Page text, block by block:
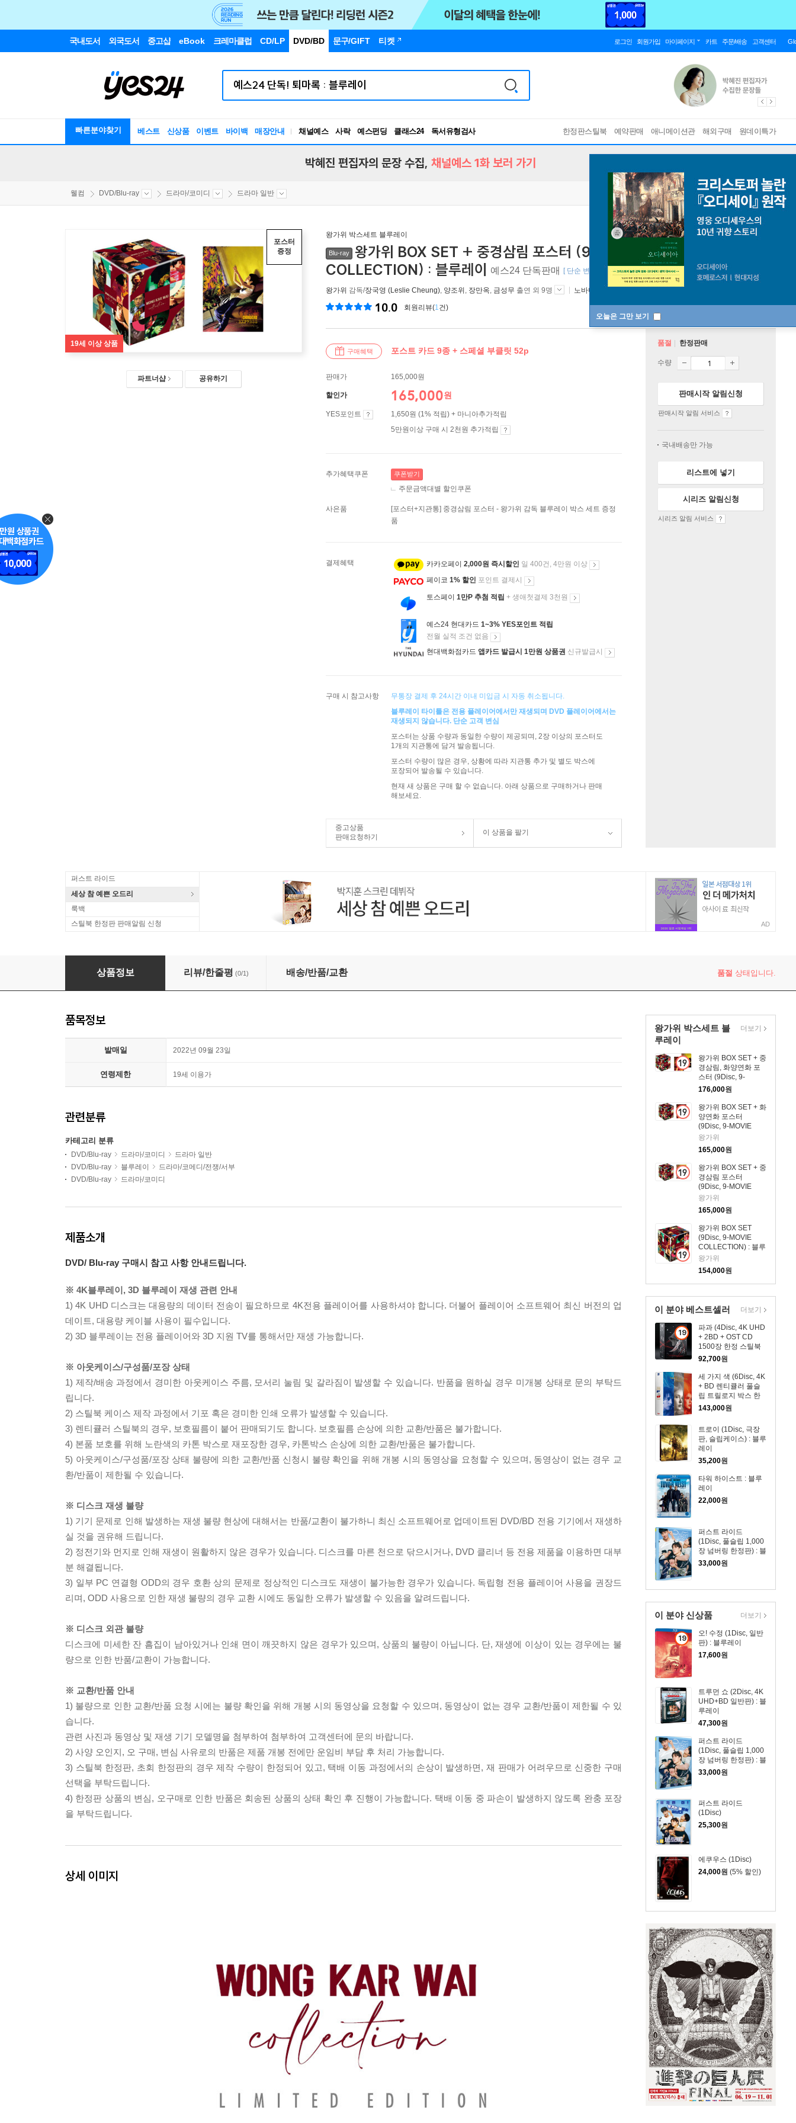
국내도서 외국도서 중고샵 eBook 크레마클럽 CD/LP DVD/BD 문구/GIFT 티켓 로그인 회원가입 마이페이지 카트 주문/배송 고객센터
빠른분야찾기 베스트 신상품 이벤트 바이백 매장안내 채널예스 사락 예스펀딩 클래스24
RBTI Lab
독서유형검사
한정판스틸북 예약판매 애니메이션관 해외구매 원데이특가
오늘은 그만 보기
박혜진 편집자의 문장 수집, 채널예스 1화 보러 가기
웰컴 DVD/Blu-ray 드라마/코미디 드라마 일반
19세 이상 상품
포스터
증정
파트너샵 공유하기
왕가위 박스세트 블루레이
Blu-ray
왕가위 BOX SET + 중경삼림 포스터 (9Disc, 9-MOVIE
COLLECTION) : 블루레이 예스24 단독판매 [ 단순 변심 반품 불가 ]
왕가위 감독/장국영 (Leslie Cheung), 양조위 , 장만옥, 금성무 출연 외 9명 노바미디어
10.0 회원리뷰(1건)
구매혜택 포스트 카드 9종 + 스페셜 부클릿 52p
판매가 165,000원
할인가 165,000원
YES포인트
1,650원 (1% 적립) + 마니아추가적립
5만원이상 구매 시 2천원 추가적립
추가혜택쿠폰 쿠폰받기
주문금액대별 할인쿠폰
사은품
[포스터+지관통] 중경삼림 포스터 - 왕가위 감독 블루레이 박스 세트 증정
품
결제혜택 카카오페이 2,000원 즉시할인 일 400건, 4만원 이상
페이코 1% 할인 포인트 결제시
토스페이 1만P 추첨 적립 + 생애첫결제 3천원
예스24 현대카드 1~3% YES포인트 적립
전월 실적 조건 없음
현대백화점카드 앱카드 발급시 1만원 상품권 신규발급시
구매 시 참고사항
무통장 결제 후 24시간 이내 미입금 시 자동 취소됩니다.
블루레이 타이틀은 전용 플레이어에서만 재생되며 DVD 플레이어에서는
재생되지 않습니다. 단순 고객 변심
포스터는 상품 수량과 동일한 수량이 제공되며, 2장 이상의 포스터도
1개의 지관통에 담겨 발송됩니다.
포스터 수량이 많은 경우, 상황에 따라 지관통 추가 및 별도 박스에
포장되어 발송될 수 있습니다.
현재 새 상품은 구매 할 수 없습니다. 아래 상품으로 구매하거나 판매
해보세요.
중고상품
판매요청하기
이 상품을 팔기
품절 한정판매
수량
판매시작 알림신청
판매시작 알림 서비스
국내배송만 가능
리스트에 넣기
시리즈 알림신청
시리즈 알림 서비스
퍼스트 라이드
세상 참 예쁜 오드리
룩백
스틸북 한정판 판매알림 신청
AD
왕가위 BOX SET + 중경삼림 포스터 (9Disc, 9-MOVIE COLLECTION) : 블루레이
상품정보 리뷰/한줄평 (0/1) 배송/반품/교환 품절 상태입니다.
왕가위 박스세트 블
루레이
왕가위 BOX SET + 중
경삼림, 화양연화 포
스터 (9Disc, 9-
MOVIE
레이
176,000원
왕가위 BOX SET + 화
양연화 포스터
(9Disc, 9-MOVIE
COLLECTION) : 블루
레이
왕가위
165,000원
왕가위 BOX SET + 중
경삼림 포스터
(9Disc, 9-MOVIE
COLLECTION) : 블루
레이
왕가위
165,000원
왕가위 BOX SET
(9Disc, 9-MOVIE
COLLECTION) : 블루
레이
왕가위
154,000원
더보기
이 분야 베스트셀러
19
세
이
상
품
파과 (4Disc, 4K UHD
+ 2BD + OST CD
1500장 한정 스틸북
한정판) : 블루레이
92,700원
세 가지 색 (6Disc, 4K
+ BD 렌티큘러 풀슬
립 트릴로지 박스 한
정판) : 블루레이
143,000원
트로이 (1Disc, 극장
판, 슬립케이스) : 블루
레이
35,200원
타워 하이스트 : 블루
레이
22,000원
퍼스트 라이드
(1Disc, 풀슬립 1,000
장 넘버링 한정판) : 블
루레이
33,000원
더보기
이 분야 신상품
19
세
이
상
상
품
오! 수정 (1Disc, 일반
판) : 블루레이
17,600원
트루먼 쇼 (2Disc, 4K
UHD+BD 일반판) : 블
루레이
47,300원
퍼스트 라이드
(1Disc, 풀슬립 1,000
장 넘버링 한정판) : 블
루레이
33,000원
퍼스트 라이드
(1Disc)
25,300원
에쿠우스 (1Disc)
24,000원 (5% 할인)
더보기
품목정보
발매일 2022년 09월 23일
연령제한 19세 이용가
관련분류
카테고리 분류
DVD/Blu-ray 드라마/코미디
드라마 일반
DVD/Blu-ray
블루레이
드라마/코메디/전쟁/서부
DVD/Blu-ray
드라마/코미디
제품소개
DVD/ Blu-ray 구매시 참고 사항 안내드립니다.
※ 4K블루레이, 3D 블루레이 재생 관련 안내
1) 4K UHD 디스크는 대용량의 데이터 전송이 필요하므로 4K전용 플레이어를 사용하셔야 합니다. 더불어 플레이어 소프트웨어 최신 버전의 업
데이트, 대용량 케이블 사용이 필수입니다.
2) 3D 블루레이는 전용 플레이어와 3D 지원 TV를 통해서만 재생 가능합니다.
※ 아웃케이스/구성품/포장 상태
1) 제작/배송 과정에서 경미한 아웃케이스 주름, 모서리 눌림 및 갈라짐이 발생할 수 있습니다. 반품을 원하실 경우 미개봉 상태로 문의 부탁드
립니다.
2) 스틸북 케이스 제작 과정에서 기포 혹은 경미한 인쇄 오류가 발생할 수 있습니다.
3) 렌티큘러 스틸북의 경우, 보호필름이 붙어 판매되기도 합니다. 보호필름 손상에 의한 교환/반품은 불가합니다.
4) 본품 보호를 위해 노란색의 카톤 박스로 재포장한 경우, 카톤박스 손상에 의한 교환/반품은 불가합니다.
5) 아웃케이스/구성품/포장 상태 불량에 의한 교환/반품 신청시 불량 확인을 위해 개봉 시의 동영상을 요청할 수 있으며, 동영상이 없는 경우 교
환/반품이 제한될 수 있습니다.
※ 디스크 재생 불량
1) 기기 문제로 인해 발생하는 재생 불량 현상에 대해서는 반품/교환이 불가하니 최신 소프트웨어로 업데이트된 DVD/BD 전용 기기에서 재생하
실 것을 권유해 드립니다.
2) 정전기와 먼지로 인해 재생이 원활하지 않은 경우가 있습니다. 디스크를 마른 천으로 닦으시거나, DVD 클리너 등 전용 제품을 이용하면 대부
분 해결됩니다.
3) 일부 PC 연결형 ODD의 경우 호환 상의 문제로 정상적인 디스크도 재생이 불가능한 경우가 있습니다. 독립형 전용 플레이어 사용을 권장드
리며, ODD 사용으로 인한 재생 불량의 경우 교환 시에도 동일한 오류가 발생할 수 있음을 알려드립니다.
※ 디스크 외관 불량
디스크에 미세한 잔 흠집이 남아있거나 인쇄 면이 깨끗하지 않은 경우가 있으며, 상품의 불량이 아닙니다. 단, 재생에 이상이 있는 경우에는 불
량으로 인한 반품/교환이 가능합니다.
※ 교환/반품 안내
1) 불량으로 인한 교환/반품 요청 시에는 불량 확인을 위해 개봉 시의 동영상을 요청할 수 있으며, 동영상이 없는 경우 교환/반품이 제한될 수 있
습니다.
관련 사진과 동영상 및 재생 기기 모델명을 첨부하여 첨부하여 고객센터에 문의 바랍니다.
2) 사양 오인지, 오 구매, 변심 사유로의 반품은 제품 개봉 전에만 운임비 부담 후 처리 가능합니다.
3) 스틸북 한정판, 초회 한정판의 경우 제작 수량이 한정되어 있고, 택배 이동 과정에서의 손상이 발생하면, 재 판매가 어려우므로 신중한 구매
선택을 부탁드립니다.
4) 한정판 상품의 변심, 오구매로 인한 반품은 회송된 상품의 상태 확인 후 진행이 가능합니다. 택배 이동 중 파손이 발생하지 않도록 완충 포장
을 부탁드립니다.
상세 이미지